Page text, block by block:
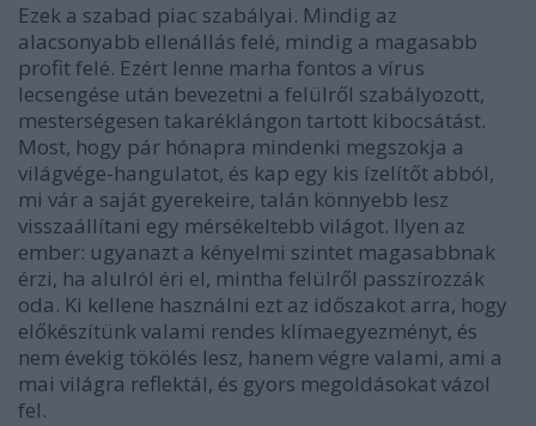
Ezek a szabad piac szabályai. Mindig az
alacsonyabb ellenállás felé, mindig a magasabb
profit felé. Ezért lenne marha fontos a vírus
lecsengése után bevezetni a felülről szabályozott,
mesterségesen takaréklángon tartott kibocsátást.
Most, hogy pár hónapra mindenki megszokja a
világvége-hangulatot, és kap egy kis ízelítőt abból,
mi vár a saját gyerekeire, talán könnyebb lesz
visszaállítani egy mérsékeltebb világot. Ilyen az
ember: ugyanazt a kényelmi szintet magasabbnak
érzi, ha alulról éri el, mintha felülről passzírozzák
oda. Ki kellene használni ezt az időszakot arra, hogy
előkészítünk valami rendes klímaegyezményt, és
nem évekig tökölés lesz, hanem végre valami, ami a
mai világra reflektál, és gyors megoldásokat vázol
fel.